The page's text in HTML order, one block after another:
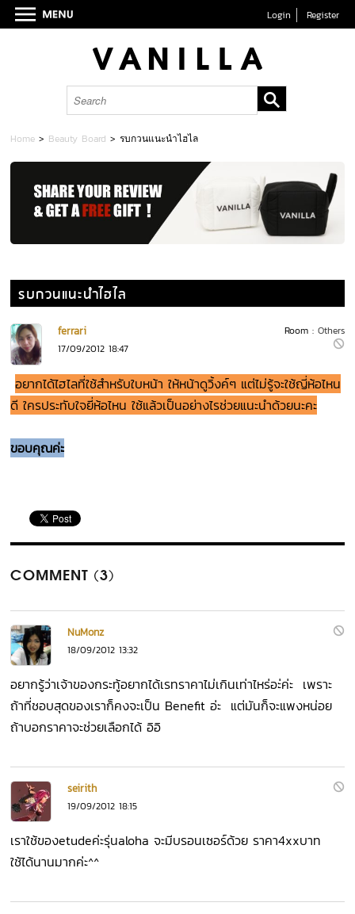
Login Register
Home > Beauty Board >รบกวนแนะนำไฮไล
รบกวนแนะนำไฮไล
Room : Others
ferrari
17/09/2012 18:47
อยากได้ไฮไลที่ใช้สำหรับใบหน้า ให้หน้าดูวิ้งค์ๆ แต่ไม่รู้จะใช้ญี่ห้อไหน
ดี ใครประทับใจยี่ห้อไหน ใช้แล้วเป็นอย่างไรช่วยแนะนำด้วยนะคะ
ขอบคุณค่ะ
COMMENT (3)
NuMonz
18/09/2012 13:32
อยากรู้ว่าเจ้าของกระทู้อยากได้เรทราคาไม่เกินเท่าไหร่อะ่ค่ะ เพราะ
ถ้าที่ชอบสุดของเราก็คงจะเป็น Benefit อ่ะ แต่มันก็จะแพงหน่อย
ถ้าบอกราคาจะช่วยเลือกได้ อิอิ
seirith
19/09/2012 18:15
เราใช้ของetudeค่ะรุ่นaloha จะมีบรอนเซอร์ด้วย ราคา4xxบาท
ใช้ได้นานมากค่ะ^^